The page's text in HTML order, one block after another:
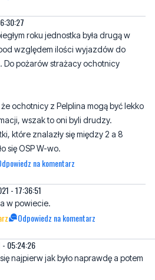
pożarów strażacy ochotnicy
ochotnicy z Pelplina mogą być lekko
wszak to oni byli drudzy.
się OSP W-wo.
na komentarz
- 17:36:51
w powiecie.
- 05:24:26
najpierw jak było naprawdę a potem
redakcja nie była 2 jednostka w
na 8 miejscu. OSP Wejherowo nie
wyjazdów była coś koło 200